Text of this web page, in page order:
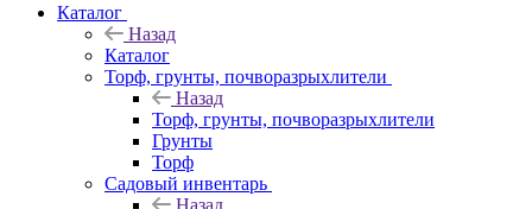
Каталог
Назад
Каталог
Торф, грунты, почворазрыхлители
Назад
Торф, грунты, почворазрыхлители
Грунты
Торф
Садовый инвентарь
Назад